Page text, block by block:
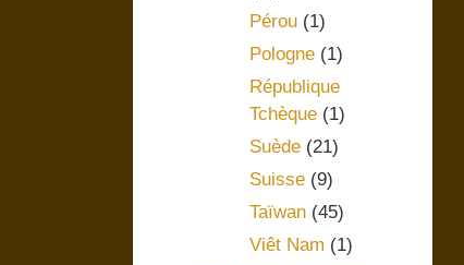
Pérou(1)
Pologne(1)
République
Tchèque(1)
Suède(21)
Suisse(9)
Taïwan(45)
Viêt Nam (1)